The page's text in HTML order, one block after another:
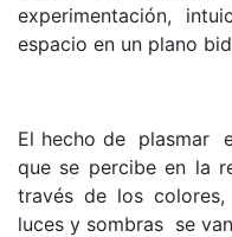
experimentación,
espacio en un plano
El hecho de plasmar
que se percibe en la
través de los
luces y sombras se